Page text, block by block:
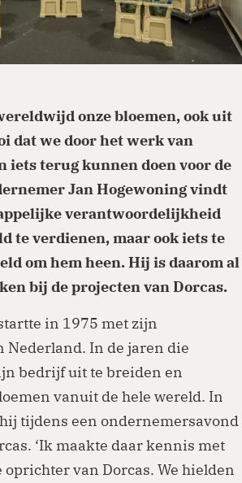
onze bloemen, ook uit
dat we door het werk van
iets terug kunnen doen voor de
Jan Hogewoning vindt
verantwoordelijkheid
te verdienen, maar ook iets te
om hem heen. Hij is daarom al
bij de projecten van Dorcas.
in 1975 met zijn
Nederland. In de jaren die
bedrijf uit te breiden en
vanuit de hele wereld. In
tijdens een ondernemersavond
‘Ik maakte daar kennis met
oprichter van Dorcas. We hielden
of periodiek doneren via
Ga naar de donatiepagina en
of land waar je aan wilt